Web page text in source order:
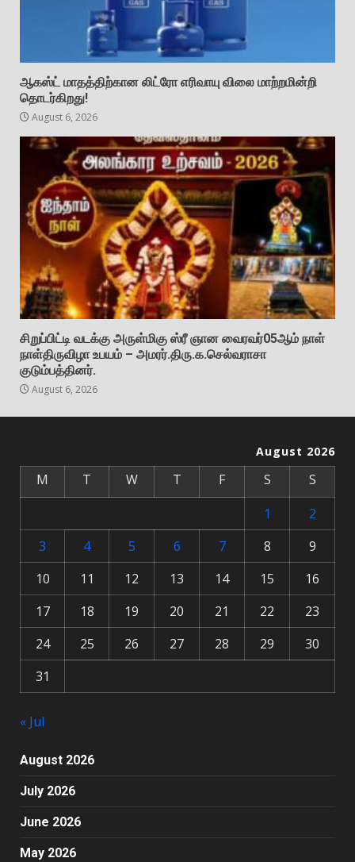
ஆகஸ்ட் மாதத்திற்கான லிட்ரோ எரிவாயு விலை மாற்றமின்றி
தொடர்கிறது!
August 6, 2026
சிறுப்பிட்டி வடக்கு அருள்மிகு ஸ்ரீ ஞான வைரவர்05ஆம் நாள்
நாள்திருவிழா உபயம் – அமரர்.திரு.க.செல்வராசா
குடும்பத்தினர்.
August 6, 2026
August 2026
M T W T F S
S
1
2
3
4 5 6 7 8
9
10
11 12 13 14 15
16
17
18 19 20 21 22
23
24
25 26 27 28 29
30
31
« Jul
August 2026
July 2026
June 2026
May 2026